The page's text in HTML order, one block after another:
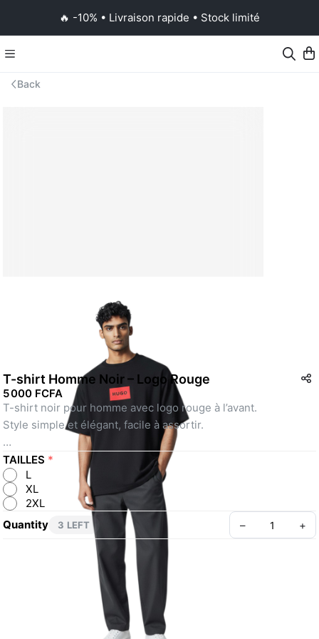
🔥 -10% • Livraison rapide • Stock limité
Back
T-shirt Homme Noir – Logo Rouge
5 000 FCFA
T-shirt noir pour homme avec logo rouge à l’avant.
Style simple et élégant, facile à assortir.
Coupe confortable.
TAILLES *
L
XL
2XL
Quantity
3 LEFT – +
👔 À propos 🔄 Retours
Create your Take App